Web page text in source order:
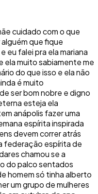
cuidado com o que
que fique
eu falei pra ela mariana
ela muito sabiamente me
do que isso e ela não
é muito
ser bom nobre e digno
esteja ela
anápolis fazer uma
espírita inspirada
devem correr atrás
federação espírita de
chamou se a
do palco sentados
homem só tinha alberto
um grupo de mulheres